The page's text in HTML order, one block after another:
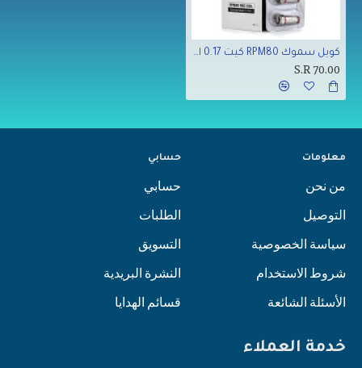
كويل سموك RPM80 كيت 0.17 اوم
S.R 70.00
معلومات
من نحن
التوصيل
سياسة الخصوصية
شروط الاستخدام
الأسئلة الشائعة
حسابي
حسابي
الطلبات
التسويق
النشرة البريدية
قسائم الهدايا
خدمة العملاء